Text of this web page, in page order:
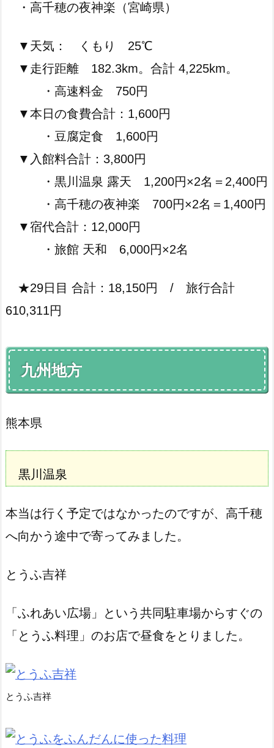
・高千穂の夜神楽（宮崎県）
▼天気： くもり 25℃
▼走行距離 182.3km。合計 4,225km。
・高速料金 750円
▼本日の食費合計：1,600円
・豆腐定食 1,600円
▼入館料合計：3,800円
・黒川温泉 露天 1,200円×2名＝2,400円
・高千穂の夜神楽 700円×2名＝1,400円
▼宿代合計：12,000円
・旅館 天和 6,000円×2名
★29日目 合計：18,150円 / 旅行合計
610,311円
九州地方
熊本県
黒川温泉
本当は行く予定ではなかったのですが、高千穂
へ向かう途中で寄ってみました。
とうふ吉祥
「ふれあい広場」という共同駐車場からすぐの
「とうふ料理」のお店で昼食をとりました。
とうふ吉祥